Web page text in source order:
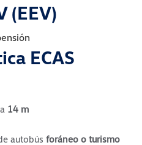
(EEV)
ECAS
14 m
autobús foráneo o turismo